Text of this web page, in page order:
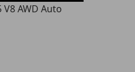
V8 AWD Auto